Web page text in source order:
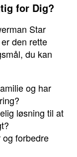
for Dig?
Star
den rette
du kan
og har
løsning til at
forbedre